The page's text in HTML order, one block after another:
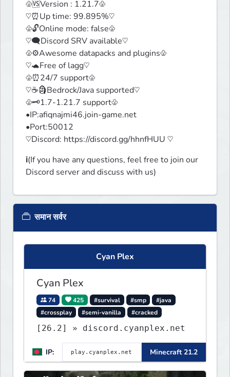
♧🆚Version : 1.21.7♧
♡⏰Up time: 99.895%♡
♧🔓Online mode: false♧
♡🗨️Discord SRV available♡
♧⚙️Awesome datapacks and plugins♧
♡🐢Free of lagg♡
♧⏰24/7 support♧
♡☕🗿Bedrock/Java supported♡
♧🗝️1.7-1.21.7 support♧
•IP:afiqnajmi46.join-game.net
•Port:50012
♡Discord: https://discord.gg/hhnfHUU ♡
ℹ️(If you have any questions, feel free to join our
Discord server and discuss with us)
समान सर्वर
Cyan Plex
Cyan Plex
74 425 #survival #smp
#java
#crossplay
#semi-vanilla #cracked
[26.2] » discord.cyanplex.net
IP: Minecraft 21.2